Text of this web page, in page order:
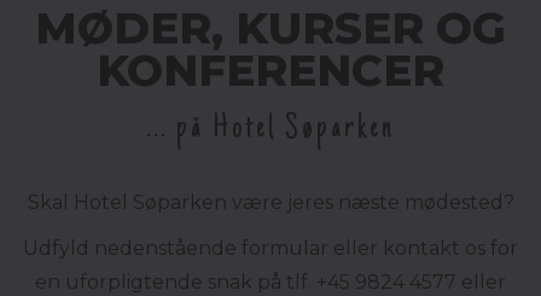
MØDER, KURSER OG
KONFERENCER
... på Hotel Søparken
Skal Hotel Søparken være jeres næste mødested?
Udfyld nedenstående formular eller kontakt os for
en uforpligtende snak på tlf. +45 9824 4577 eller